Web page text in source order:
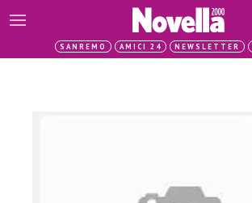
SANREMO AMICI 24 NEWSLETTER